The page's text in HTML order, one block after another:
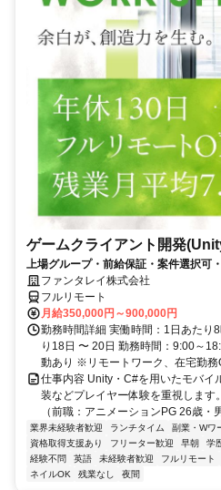
ゲームクライアント開発
上場グループ・前給保証・案件選択可
ファンタレイ株式会社
フルリモート
月給350,000円～900,000円
勤務時間詳細 実働時間：1日あたり
り18日 〜 20日 勤務時間：9:00～
動あり ※リモートワーク、在宅勤
仕事内容 Unity・C#を用いたモバイ
装などプレイヤー体験を重視します
（前職：アニメーションPG 26歳
業界未経験者歓迎 ランチタイム 副業・Wワ
資格取得支援あり
フリーター歓迎 早朝 学
経験不問
英語 未経験者歓迎 フルリモート
ネイルOK
残業なし 夜間